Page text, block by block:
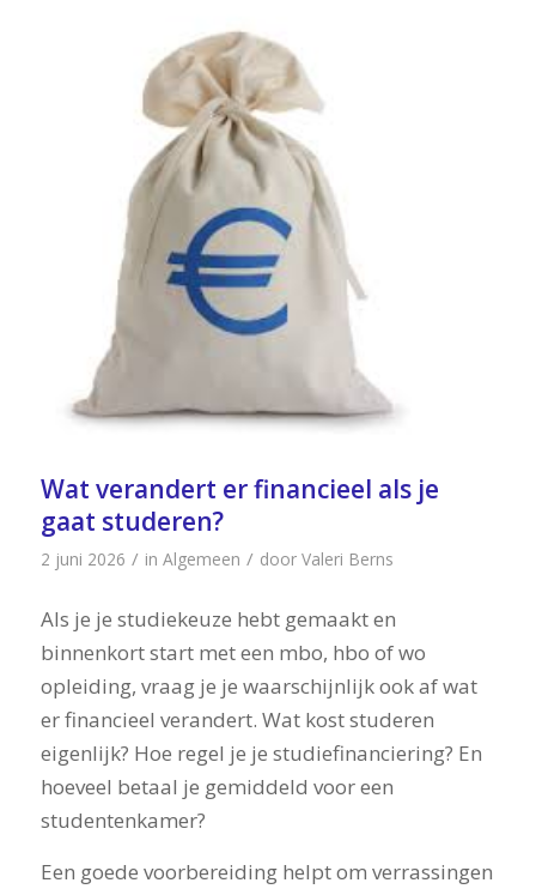
Wat verandert er financieel als je
gaat studeren?
2 juni 2026 / in Algemeen / door Valeri Berns
Als je je studiekeuze hebt gemaakt en
binnenkort start met een mbo, hbo of wo
opleiding, vraag je je waarschijnlijk ook af wat
er financieel verandert. Wat kost studeren
eigenlijk? Hoe regel je je studiefinanciering? En
hoeveel betaal je gemiddeld voor een
studentenkamer?
Een goede voorbereiding helpt om verrassingen